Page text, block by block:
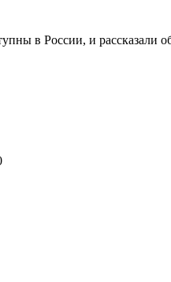
в России, и рассказали